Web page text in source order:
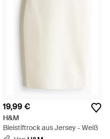
19,99 €
H&M
Bleistiftrock aus Jersey - Weiß